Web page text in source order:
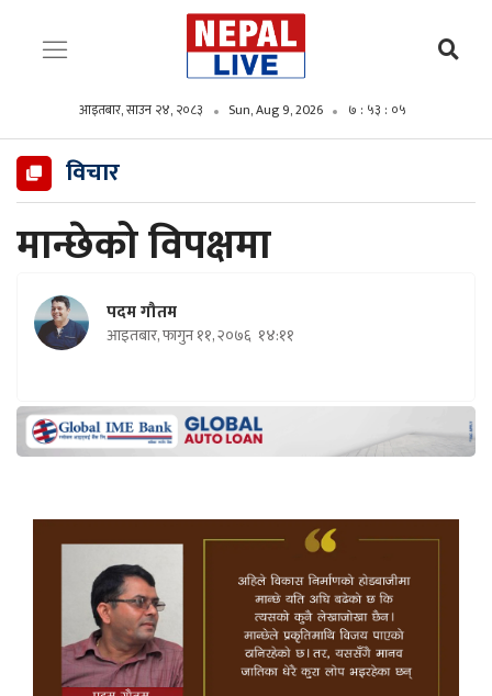
आइतबार, साउन २४, २०८३ Sun, Aug 9, 2026 ७ : ५३ : ०६
विचार
मान्छेको विपक्षमा
पदम गौतम
आइतबार, फागुन ११, २०७६ १४:११